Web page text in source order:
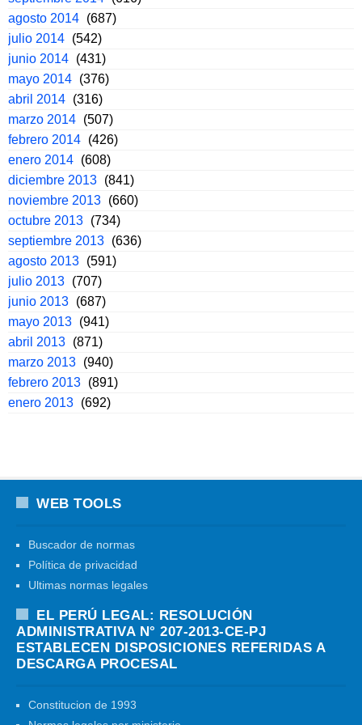
agosto 2014 (687)
julio 2014 (542)
junio 2014 (431)
mayo 2014 (376)
abril 2014 (316)
marzo 2014 (507)
febrero 2014 (426)
enero 2014 (608)
diciembre 2013 (841)
noviembre 2013 (660)
octubre 2013 (734)
septiembre 2013 (636)
agosto 2013 (591)
julio 2013 (707)
junio 2013 (687)
mayo 2013 (941)
abril 2013 (871)
marzo 2013 (940)
febrero 2013 (891)
enero 2013 (692)
WEB TOOLS
Buscador de normas
Política de privacidad
Ultimas normas legales
EL PERÚ LEGAL: RESOLUCIÓN
ADMINISTRATIVA N° 207-2013-CE-PJ
ESTABLECEN DISPOSICIONES REFERIDAS A
DESCARGA PROCESAL
Constitucion de 1993